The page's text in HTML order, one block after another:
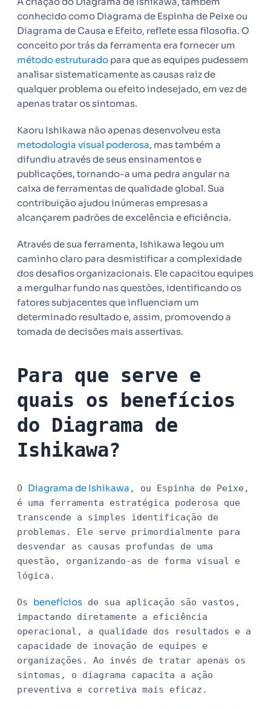
conhecido como Diagrama de Espinha de Peixe ou
Diagrama de Causa e Efeito, reflete essa filosofia. O
conceito por trás da ferramenta era fornecer um
método estruturado para que as equipes pudessem
analisar sistematicamente as causas raiz de
qualquer problema ou efeito indesejado, em vez de
apenas tratar os sintomas.
Kaoru Ishikawa não apenas desenvolveu esta
metodologia visual poderosa, mas também a
difundiu através de seus ensinamentos e
publicações, tornando-a uma pedra angular na
caixa de ferramentas de qualidade global. Sua
contribuição ajudou inúmeras empresas a
alcançarem padrões de excelência e eficiência.
Através de sua ferramenta, Ishikawa legou um
caminho claro para desmistificar a complexidade
dos desafios organizacionais. Ele capacitou equipes
a mergulhar fundo nas questões, identificando os
fatores subjacentes que influenciam um
determinado resultado e, assim, promovendo a
tomada de decisões mais assertivas.
Para que serve e
quais os benefícios
do Diagrama de
Ishikawa?
O Diagrama de Ishikawa , ou Espinha de Peixe,
é uma ferramenta estratégica poderosa que
transcende a simples identificação de
problemas. Ele serve primordialmente para
desvendar as causas profundas de uma
questão, organizando-as de forma visual e
lógica.
Os benefícios de sua aplicação são vastos,
impactando diretamente a eficiência
operacional, a qualidade dos resultados e a
capacidade de inovação de equipes e
organizações. Ao invés de tratar apenas os
sintomas, o diagrama capacita a ação
preventiva e corretiva mais eficaz.